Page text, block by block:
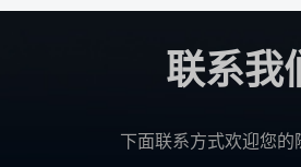
联系我
下面联系方式欢迎您的